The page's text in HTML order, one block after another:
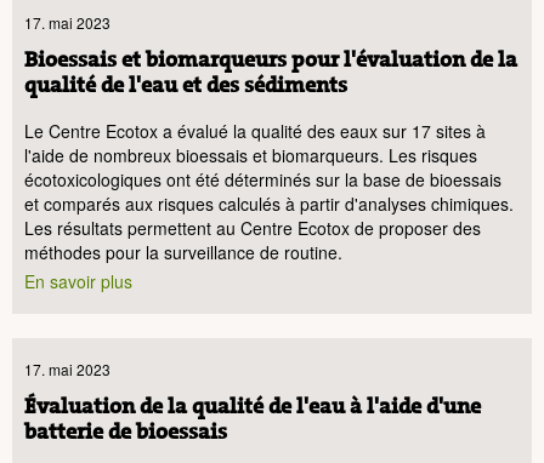
17. mai 2023
Bioessais et biomarqueurs pour l'évaluation de la
qualité de l'eau et des sédiments
Le Centre Ecotox a évalué la qualité des eaux sur 17 sites à
l'aide de nombreux bioessais et biomarqueurs. Les risques
écotoxicologiques ont été déterminés sur la base de bioessais
et comparés aux risques calculés à partir d'analyses chimiques.
Les résultats permettent au Centre Ecotox de proposer des
méthodes pour la surveillance de routine.
En savoir plus
17. mai 2023
Évaluation de la qualité de l'eau à l'aide d'une
batterie de bioessais